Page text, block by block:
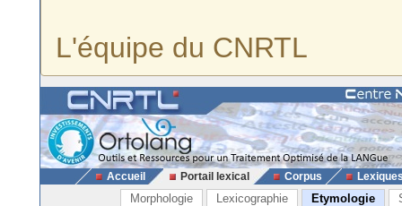
L'équipe du CNRTL
Accueil Portail lexical Corpus
Morphologie Lexicographie Etymologie